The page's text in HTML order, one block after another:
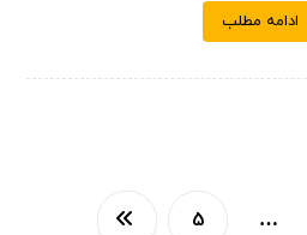
ادامه مطلب
…
5